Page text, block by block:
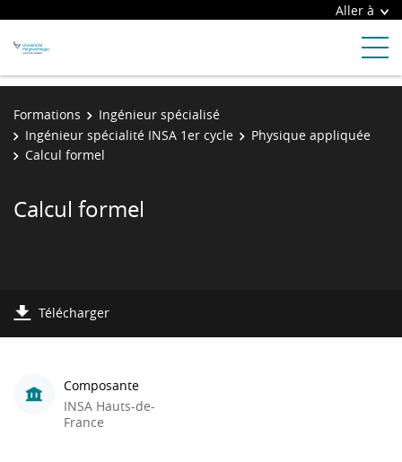
Aller à
Formations
Ingénieur spécialisé
Ingénieur spécialité INSA 1er cycle
Physique appliquée
Calcul formel
Calcul formel
Télécharger
Composante
INSA Hauts-de-
France